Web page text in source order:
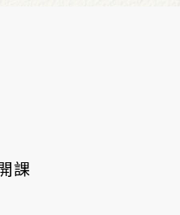
課